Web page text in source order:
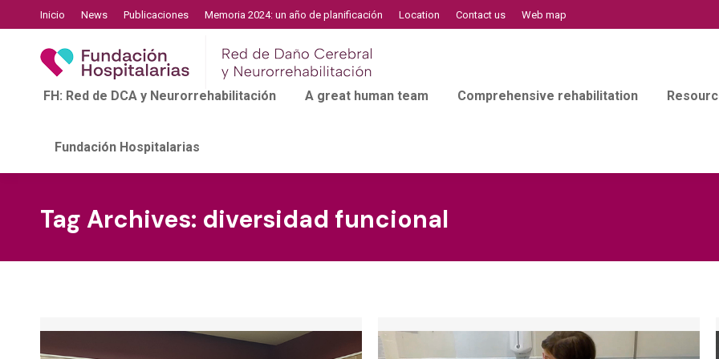
Inicio News Publicaciones Memoria 2024: un año de planificación Location Contact us Web map
FH: Red de DCA y Neurorrehabilitación A great human team Comprehensive rehabilitation
Fundación Hospitalarias
Tag Archives: diversidad funcional